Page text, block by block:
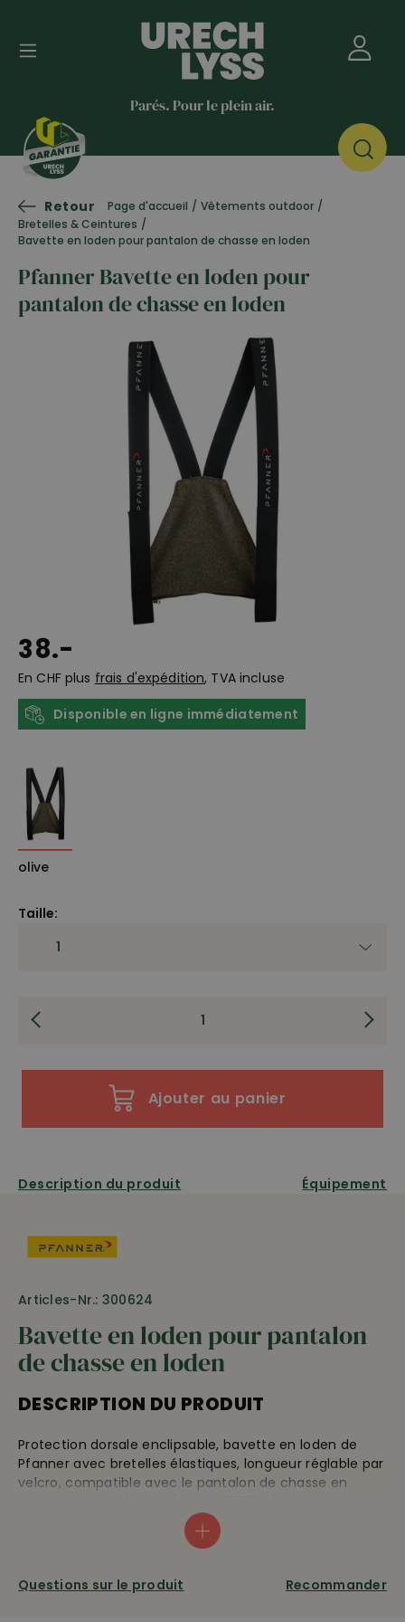
Parés. Pour le plein air.
Retour Page d'accueil / Vêtements outdoor /
Bretelles & Ceintures /
Bavette en loden pour pantalon de chasse en loden
Pfanner Bavette en loden pour
pantalon de chasse en loden
38.-
En CHF plus frais d'expédition, TVA incluse
Disponible en ligne immédiatement
olive
Taille:
Ajouter au panier
Description du produit Équipement
Articles-Nr.: 300624
Bavette en loden pour pantalon
de chasse en loden
DESCRIPTION DU PRODUIT
Protection dorsale enclipsable, bavette en loden de
Pfanner avec bretelles élastiques, longueur réglable par
velcro, compatible avec le pantalon de chasse en
Taille 2
plus de 180 cm
Questions sur le produit Recommander